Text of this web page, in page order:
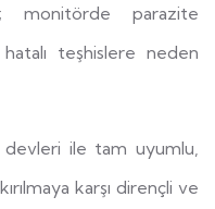
monitörde parazite
teşhislere neden
ile tam uyumlu,
karşı dirençli ve